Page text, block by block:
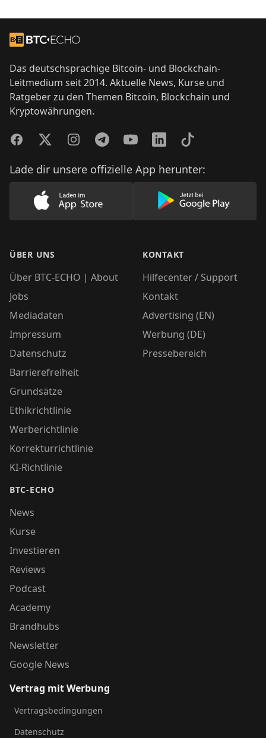
Zur Startseite
Das deutschsprachige Bitcoin- und Blockchain-
Leitmedium seit 2014. Aktuelle News, Kurse und
Ratgeber zu den Themen Bitcoin, Blockchain und
Kryptowährungen.
FacebookTwitterInstagramTelegramYouTubeLinkedInTikTok
Lade dir unsere offizielle App herunter:
Lade unsere App im AppStore herunter
Lade unsere
ÜBER UNS
Über BTC-ECHO | About
Jobs
Mediadaten
Impressum
Datenschutz
Barrierefreiheit
Grundsätze
Ethikrichtlinie
Werberichtlinie
Korrekturrichtlinie
KI-Richtlinie
BTC-ECHO
News
Kurse
Investieren
Reviews
Podcast
Academy
Brandhubs
Newsletter
Google News
KONTAKT
Hilfecenter / Support
Kontakt
Advertising (EN)
Werbung (DE)
Pressebereich
Vertrag mit Werbung
Vertragsbedingungen
Datenschutz